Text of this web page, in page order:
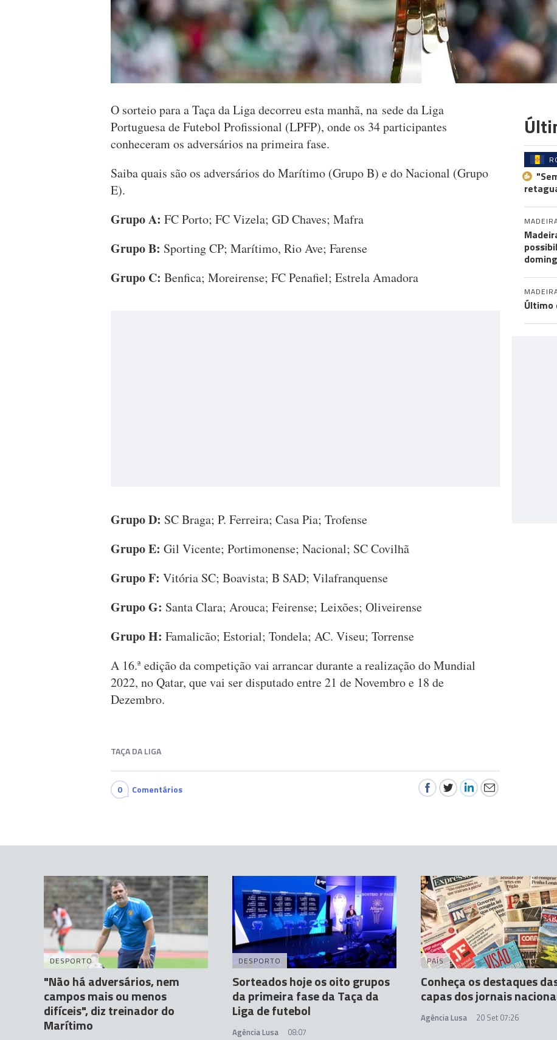
O sorteio para a Taça da Liga decorreu esta manhã, na sede da Liga
Portuguesa de Futebol Profissional (LPFP), onde os 34 participantes
conheceram os adversários na primeira fase.
Saiba quais são os adversários do Marítimo (Grupo B) e do Nacional (Grupo
E).
Grupo A: FC Porto; FC Vizela; GD Chaves; Mafra
Grupo B: Sporting CP; Marítimo, Rio Ave; Farense
Grupo C: Benfica; Moreirense; FC Penafiel; Estrela Amadora
Grupo D: SC Braga; P. Ferreira; Casa Pia; Trofense
Grupo E: Gil Vicente; Portimonense; Nacional; SC Covilhã
Grupo F: Vitória SC; Boavista; B SAD; Vilafranquense
Grupo G: Santa Clara; Arouca; Feirense; Leixões; Oliveirense
Grupo H: Famalicão; Estorial; Tondela; AC. Viseu; Torrense
A 16.ª edição da competição vai arrancar durante a realização do Mundial
2022, no Qatar, que vai ser disputado entre 21 de Novembro e 18 de
Dezembro.
TAÇA DA LIGA
0 Comentários
Último
DESPORTO
"Não há adversários, nem
campos mais ou menos
difíceis", diz treinador do
Marítimo
DESPORTO
Sorteados hoje os oito grupos
da primeira fase da Taça da
Liga de futebol
Agência Lusa 08:07
PAÍS
Conheça os destaques
capas dos jornais
Agência Lusa 20 Set 07:26